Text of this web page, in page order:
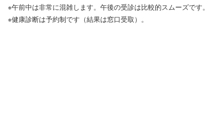
※午前中は非常に混雑します。午後の受診は比較的スムーズです。
※健康診断は予約制です（結果は窓口受取）。